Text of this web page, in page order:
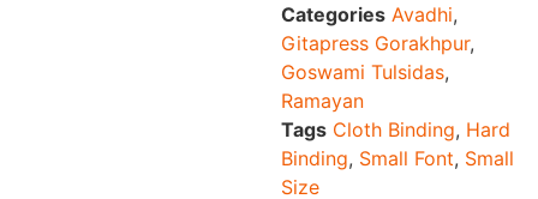
Categories Avadhi,
Gitapress Gorakhpur,
Goswami Tulsidas,
Ramayan
Tags Cloth Binding, Hard
Binding, Small Font, Small
Size